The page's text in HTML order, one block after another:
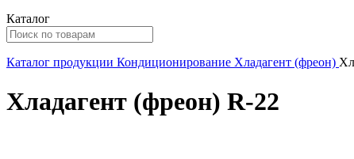
Каталог
Каталог продукции Кондиционирование Хладагент (фреон)
Хладагент (фреон) R-22